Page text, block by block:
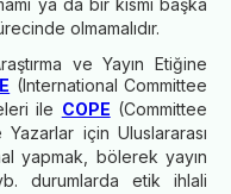
ya da bir kısmı başka
olmamalıdır.
ve Yayın Etiğine
(International Committee
ile COPE (Committee
için Uluslararası
yapmak, bölerek yayın
durumlarda etik ihlali